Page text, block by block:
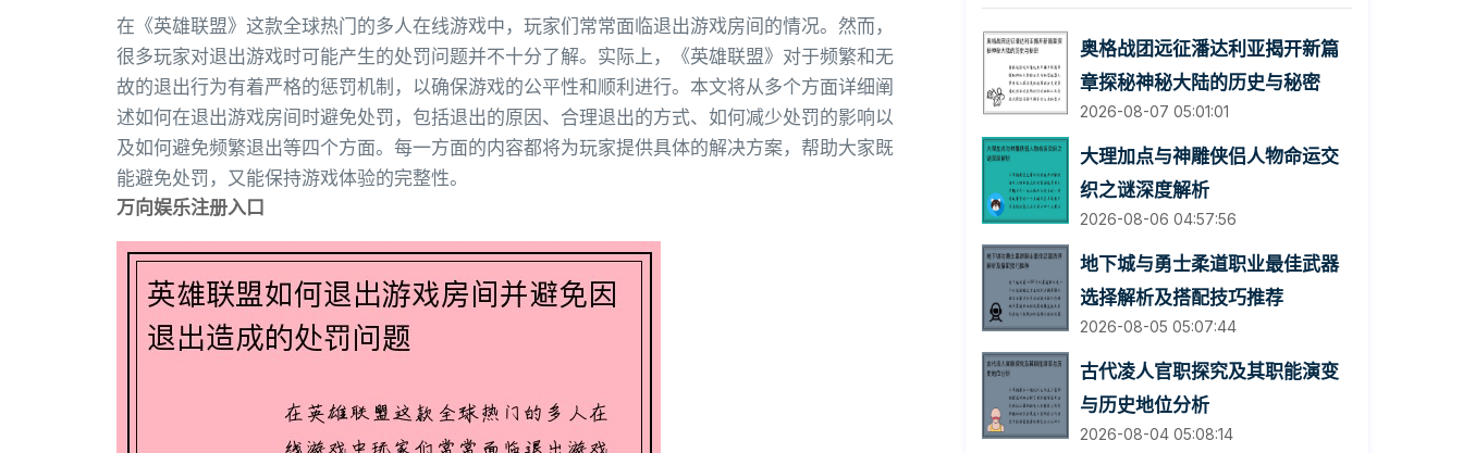
在《英雄联盟》这款全球热门的多人在线游戏中，玩家们常常面临退出游戏房间的情况。然而，
很多玩家对退出游戏时可能产生的处罚问题并不十分了解。实际上，《英雄联盟》对于频繁和无
故的退出行为有着严格的惩罚机制，以确保游戏的公平性和顺利进行。本文将从多个方面详细阐
述如何在退出游戏房间时避免处罚，包括退出的原因、合理退出的方式、如何减少处罚的影响以
及如何避免频繁退出等四个方面。每一方面的内容都将为玩家提供具体的解决方案，帮助大家既
能避免处罚，又能保持游戏体验的完整性。
万向娱乐注册入口
奥格战团远征潘达利亚揭开新篇
章探秘神秘大陆的历史与秘密
2026-08-07 05:01:01
大理加点与神雕侠侣人物命运交
织之谜深度解析
2026-08-06 04:57:56
地下城与勇士柔道职业最佳武器
选择解析及搭配技巧推荐
2026-08-05 05:07:44
古代凌人官职探究及其职能演变
与历史地位分析
2026-08-04 05:08:14